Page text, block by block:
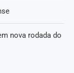
nova rodada do